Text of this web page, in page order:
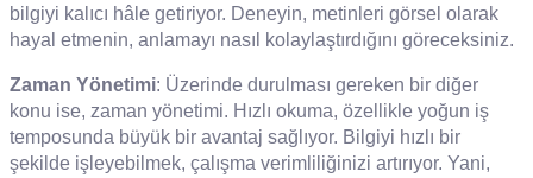
bilgiyi kalıcı hâle getiriyor. Deneyin, metinleri görsel olarak
hayal etmenin, anlamayı nasıl kolaylaştırdığını göreceksiniz.
Zaman Yönetimi: Üzerinde durulması gereken bir diğer
konu ise, zaman yönetimi. Hızlı okuma, özellikle yoğun iş
temposunda büyük bir avantaj sağlıyor. Bilgiyi hızlı bir
şekilde işleyebilmek, çalışma verimliliğinizi artırıyor. Yani,